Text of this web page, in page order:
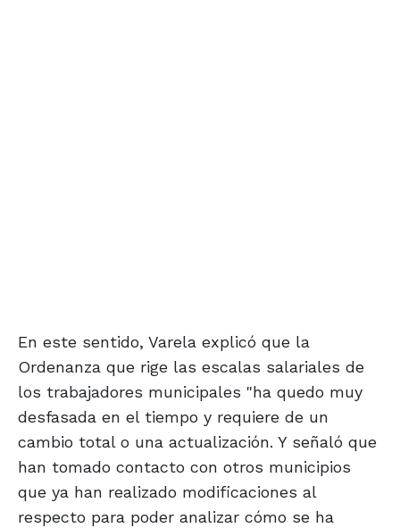
En este sentido, Varela explicó que la
Ordenanza que rige las escalas salariales de
los trabajadores municipales "ha quedo muy
desfasada en el tiempo y requiere de un
cambio total o una actualización. Y señaló que
han tomado contacto con otros municipios
que ya han realizado modificaciones al
respecto para poder analizar cómo se ha